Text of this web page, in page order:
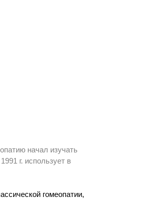
начал изучать
г. использует в
гомеопатии,